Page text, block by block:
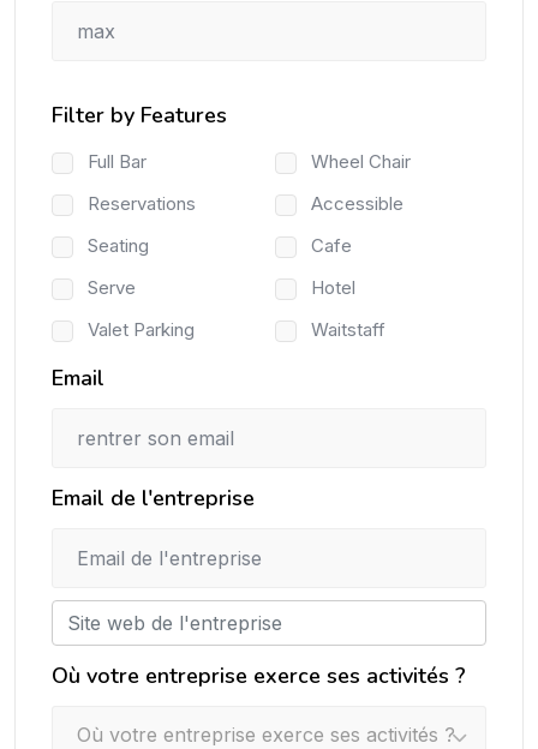
Filter by Features
Full Bar
Wheel Chair
Reservations
Accessible
Seating
Cafe
Serve
Hotel
Valet Parking
Waitstaff
Email
Email de l'entreprise
Où votre entreprise exerce ses activités ?
Où votre entreprise exerce ses activités ?